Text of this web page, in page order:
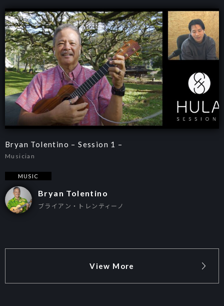
Bryan Tolentino – Session 1 –
Musician
MUSIC
Bryan Tolentino
ブライアン・トレンティーノ
View More